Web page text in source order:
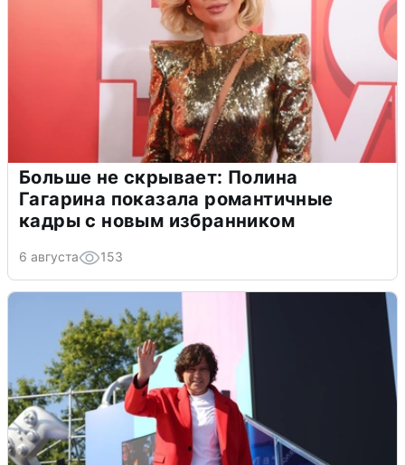
Больше не скрывает: Полина
Гагарина показала романтичные
кадры с новым избранником
6 августа 153